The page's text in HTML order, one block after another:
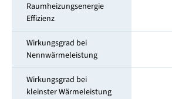
Raumheizungsenergie
Effizienz
Wirkungsgrad bei
Nennwärmeleistung
Wirkungsgrad bei
kleinster Wärmeleistung